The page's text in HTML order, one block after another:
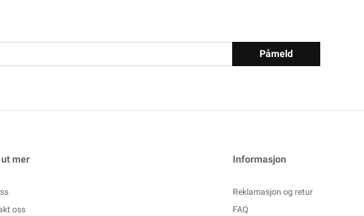
Påmeld
mer
oss
Informasjon
Reklamasjon og retur
FAQ